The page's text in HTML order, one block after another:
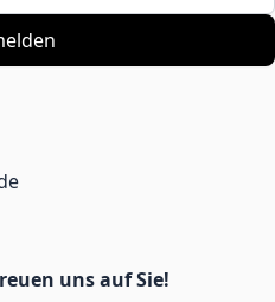
uns auf Sie!